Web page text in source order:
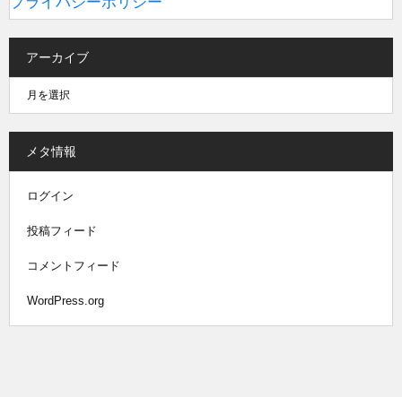
アーカイブ
メタ情報
ログイン
投稿フィード
コメントフィード
WordPress.org